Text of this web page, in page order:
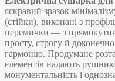
яскравий зразок
(стійки), виконані з
перемички — з
просту, строгу й
гармонію. Продумане
елементів надають
монументальність і